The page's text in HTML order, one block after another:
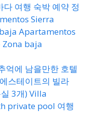
여행 숙박 예약 정
Sierra
Apartamentos
Zona baja
억에 남을만한 호텔
스테이트의 빌라
3개) Villa
private pool 여행